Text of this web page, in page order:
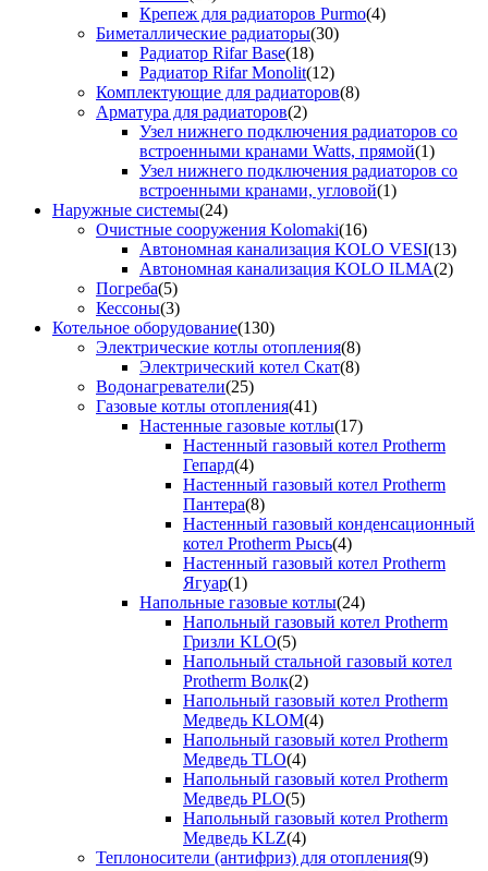
Крепеж для радиаторов Purmo(4)
Биметаллические радиаторы(30)
Радиатор Rifar Base(18)
Радиатор Rifar Monolit(12)
Комплектующие для радиаторов(8)
Арматура для радиаторов(2)
Узел нижнего подключения радиаторов со
встроенными кранами Watts, прямой(1)
Узел нижнего подключения радиаторов со
встроенными кранами, угловой(1)
Наружные системы(24)
Очистные сооружения Kolomaki(16)
Автономная канализация KOLO VESI(13)
Автономная канализация KOLO ILMA(2)
Погреба(5)
Кессоны(3)
Котельное оборудование(130)
Электрические котлы отопления(8)
Электрический котел Скат(8)
Водонагреватели(25)
Газовые котлы отопления(41)
Настенные газовые котлы(17)
Настенный газовый котел Protherm
Гепард(4)
Настенный газовый котел Protherm
Пантера(8)
Настенный газовый конденсационный
котел Protherm Рысь(4)
Настенный газовый котел Protherm
Ягуар(1)
Напольные газовые котлы(24)
Напольный газовый котел Protherm
Гризли KLO(5)
Напольный стальной газовый котел
Protherm Волк(2)
Напольный газовый котел Protherm
Медведь KLOM(4)
Напольный газовый котел Protherm
Медведь TLO(4)
Напольный газовый котел Protherm
Медведь PLO(5)
Напольный газовый котел Protherm
Медведь KLZ(4)
Теплоносители (антифриз) для отопления(9)